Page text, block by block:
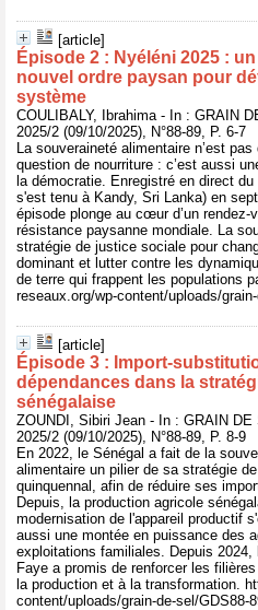
[article]
Épisode 2 : Nyéléni 2025 : un
nouvel ordre paysan pour
système
COULIBALY, Ibrahima - In : GRAIN
2025/2 (09/10/2025), N°88-89, P. 6-7
La souveraineté alimentaire n’est pas
question de nourriture : c’est aussi
la démocratie. Enregistré en direct
s'est tenu à Kandy, Sri Lanka) en
épisode plonge au cœur d’un
résistance paysanne mondiale. La
stratégie de justice sociale pour
dominant et lutter contre les
de terre qui frappent les populations
reseaux.org/wp-content/uploads/
[article]
Épisode 3 : Import-
dépendances dans la
sénégalaise
ZOUNDI, Sibiri Jean - In : GRAIN DE
2025/2 (09/10/2025), N°88-89, P. 8-9
En 2022, le Sénégal a fait de la
alimentaire un pilier de sa stratégie
quinquennal, afin de réduire ses
Depuis, la production agricole
modernisation de l'appareil productif
aussi une montée en puissance des
exploitations familiales. Depuis
Faye a promis de renforcer les
la production et à la transformation.
content/uploads/grain-de-sel/GDS88-